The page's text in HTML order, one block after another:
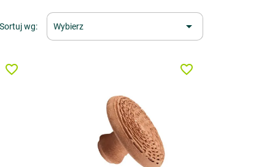
Sortuj wg: Wybierz 
favorite_border favorite_border